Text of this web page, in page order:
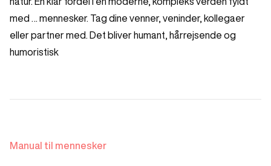
med … mennesker. Tag dine venner, veninder, kollegaer
eller partner med. Det bliver humant, hårrejsende og
humoristisk
Manual til mennesker